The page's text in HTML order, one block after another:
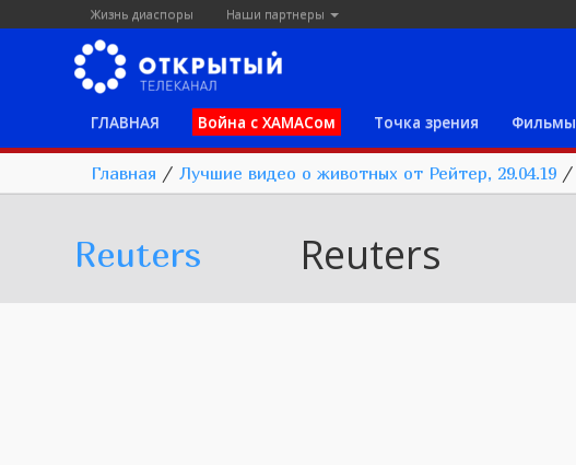
Жизнь диаспоры Наши партнеры
ГЛАВНАЯ Война с ХАМАСом Точка зрения Фильмы
Главная / Лучшие видео о животных от Рейтер, 29.04.19/
Reuters Reuters